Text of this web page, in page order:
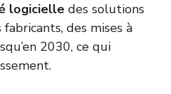
logicielle des solutions
des mises à
2030, ce qui